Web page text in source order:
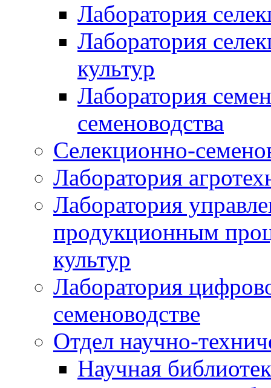
Лаборатория
Лаборатория
культур
Лаборатория
семеноводства
Селекционно-
Лаборатория
Лаборатория
продукционным
культур
Лаборатория
семеноводстве
Отдел научно-
Научная